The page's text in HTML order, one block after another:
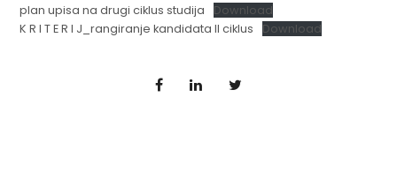
plan upisa na drugi ciklus studija
Download
K R I T E R I J_rangiranje kandidata II ciklus
Download